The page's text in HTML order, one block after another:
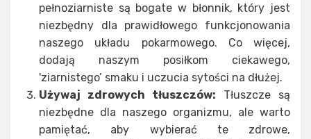
pełnoziarniste są bogate w błonnik, który jest
niezbędny dla prawidłowego funkcjonowania
naszego układu pokarmowego. Co więcej,
dodają naszym posiłkom ciekawego,
'ziarnistego’ smaku i uczucia sytości na dłużej.
Używaj zdrowych tłuszczów: Tłuszcze są
niezbędne dla naszego organizmu, ale warto
pamiętać, aby wybierać te zdrowe,